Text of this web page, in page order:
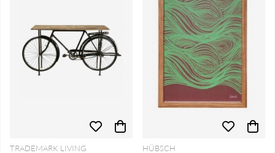
TRADEMARK LIVING HÜBSCH